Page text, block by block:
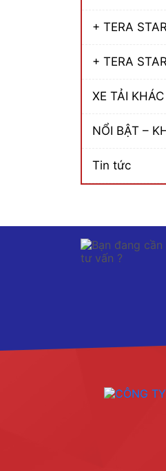
+ TERA STAR
+ TERA
XE TẢI KHÁC
NỔI BẬT –
Tin tức